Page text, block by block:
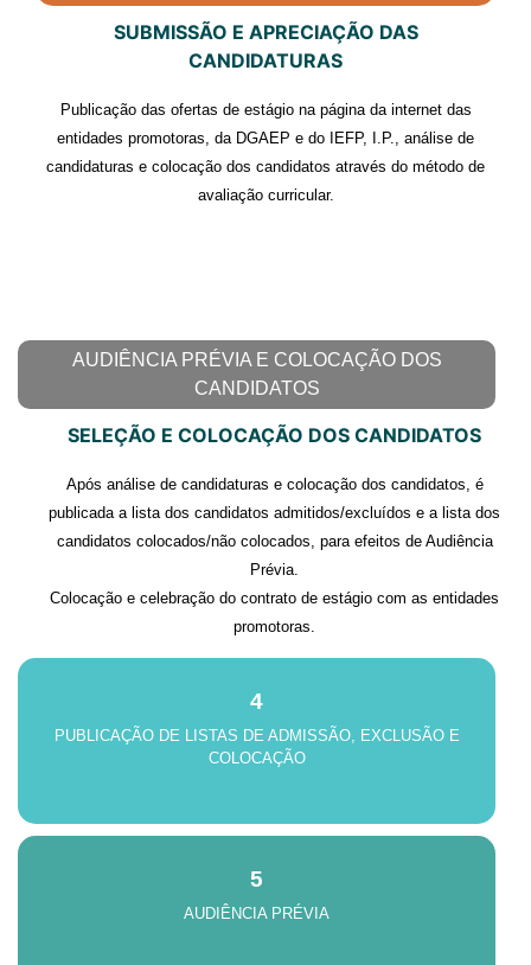
SUBMISSÃO E APRECIAÇÃO DAS
CANDIDATURAS
Publicação das ofertas de estágio na página da internet das
entidades promotoras, da DGAEP e do IEFP, I.P., análise de
candidaturas e colocação dos candidatos através do método de
avaliação curricular.
AUDIÊNCIA PRÉVIA E COLOCAÇÃO DOS
CANDIDATOS
SELEÇÃO E COLOCAÇÃO DOS CANDIDATOS
Após análise de candidaturas e colocação dos candidatos, é
publicada a lista dos candidatos admitidos/excluídos e a lista dos
candidatos colocados/não colocados, para efeitos de Audiência
Prévia.
Colocação e celebração do contrato de estágio com as entidades
promotoras.
4
PUBLICAÇÃO DE LISTAS DE ADMISSÃO, EXCLUSÃO E
COLOCAÇÃO
5
AUDIÊNCIA PRÉVIA